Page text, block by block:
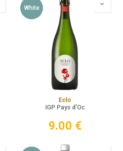
White
Eclo
IGP Pays d'Oc
9.00 €